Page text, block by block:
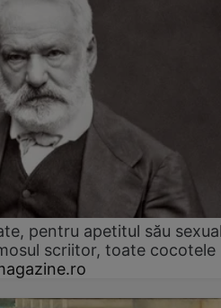
pentru apetitul său
scriitor, toate cocotele